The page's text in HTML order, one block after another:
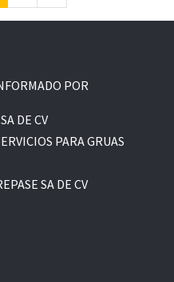
POR
DE CV
PARA GRUAS
SA DE CV